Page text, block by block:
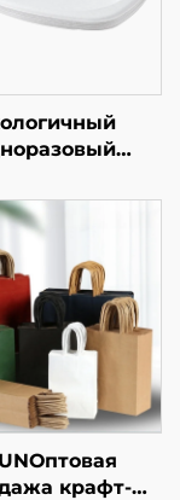
поднос
посуде
пиццы,
или
с круглым/
рисунком
крафт-